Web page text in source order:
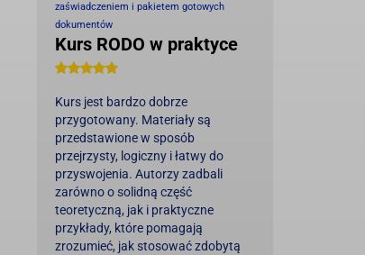
zaświadczeniem i pakietem gotowych
dokumentów
Kurs RODO w praktyce
Kurs jest bardzo dobrze
przygotowany. Materiały są
przedstawione w sposób
przejrzysty, logiczny i łatwy do
przyswojenia. Autorzy zadbali
zarówno o solidną część
teoretyczną, jak i praktyczne
przykłady, które pomagają
zrozumieć, jak stosować zdobytą